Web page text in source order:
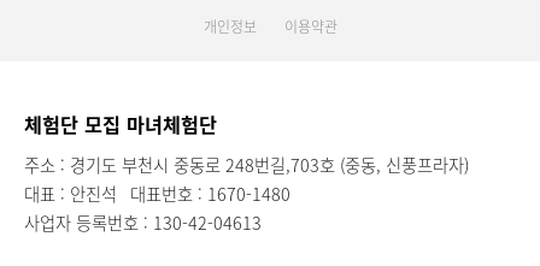
개인정보 이용약관
체험단 모집 마녀체험단
주소 : 경기도 부천시 중동로 248번길,703호 (중동, 신풍프라자)
대표 : 안진석 대표번호 : 1670-1480
사업자 등록번호 : 130-42-04613